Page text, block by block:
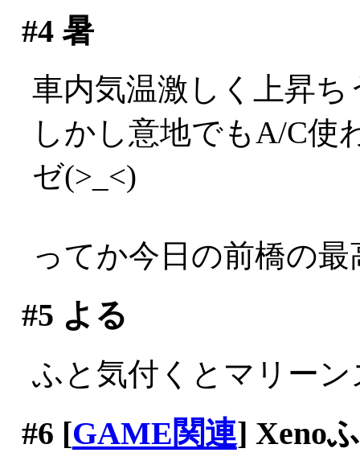
#4暑
車内気温激しく上昇ち
しかし意地でもA/C使
ゼ(>_<)
ってか今日の前橋の
#5 よる
ふと気付くとマリー
#6 [GAME関連] Xeno